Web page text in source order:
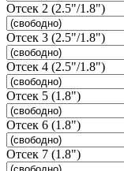
Отсек 2 (2.5"/1.8")
Отсек 3 (2.5"/1.8")
Отсек 4 (2.5"/1.8")
Отсек 5 (1.8")
Отсек 6 (1.8")
Отсек 7 (1.8")